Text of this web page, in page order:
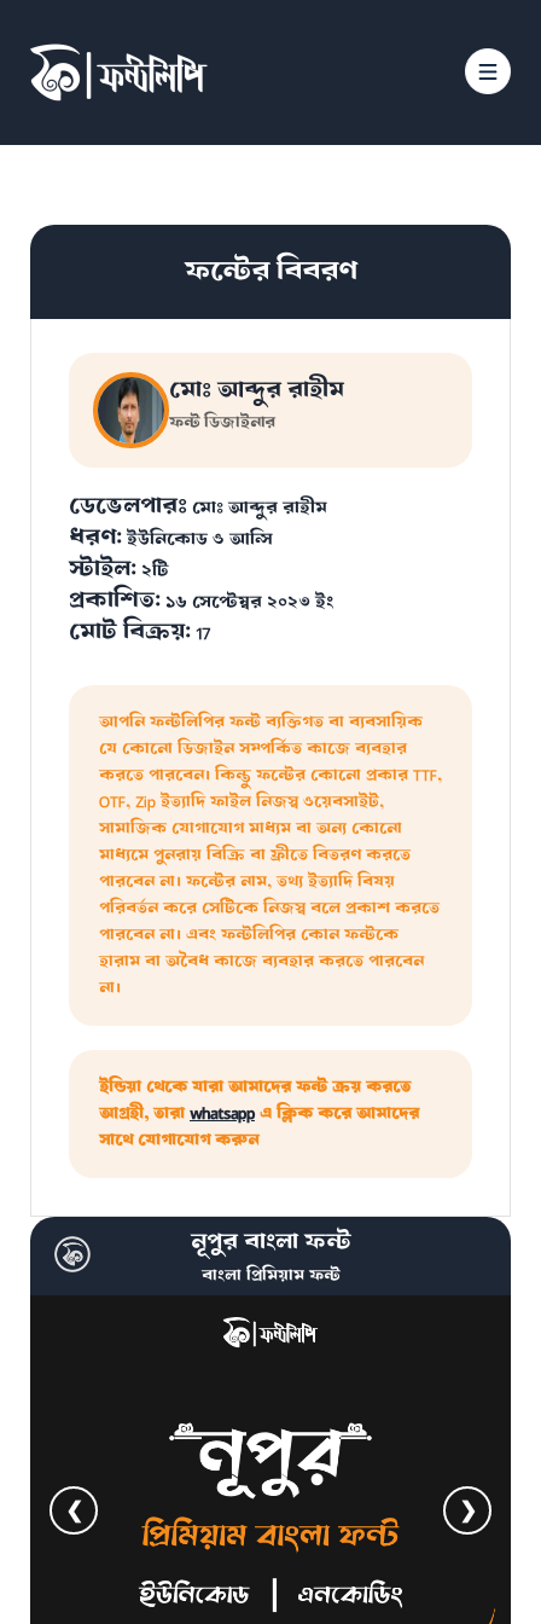
নূপুর বাংলা ফন্ট
বাংলা প্রিমিয়াম ফন্ট
❮ ❯
ফন্টের বিবরণ
মোঃ আব্দুর রাহীম
ফন্ট ডিজাইনার
ডেভেলপারঃ মোঃ আব্দুর রাহীম
ধরণ:ইউনিকোড ও আন্সি
স্টাইল: ২টি
প্রকাশিত: ১৬ সেপ্টেম্বর ২০২৩ ইং
মোট বিক্রয়:17
আপনি ফন্টলিপির ফন্ট ব্যক্তিগত বা ব্যবসায়িক
যে কোনো ডিজাইন সম্পর্কিত কাজে ব্যবহার
করতে পারবেন। কিন্তু ফন্টের কোনো প্রকার TTF,
OTF, Zip ইত্যাদি ফাইল নিজস্ব ওয়েবসাইট,
সামাজিক যোগাযোগ মাধ্যম বা অন্য কোনো
মাধ্যমে পুনরায় বিক্রি বা ফ্রীতে বিতরণ করতে
পারবেন না। ফন্টের নাম, তথ্য ইত্যাদি বিষয়
পরিবর্তন করে সেটিকে নিজস্ব বলে প্রকাশ করতে
পারবেন না। এবং ফন্টলিপির কোন ফন্টকে
হারাম বা অবৈধ কাজে ব্যবহার করতে পারবেন
না।
ইন্ডিয়া থেকে যারা আমাদের ফন্ট ক্রয় করতে
আগ্রহী, তারাwhatsappএ ক্লিক করে আমাদের
সাথে যোগাযোগ করুন